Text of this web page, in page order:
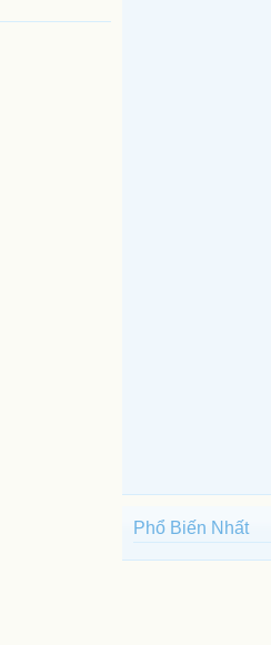
Phổ Biến Nhất